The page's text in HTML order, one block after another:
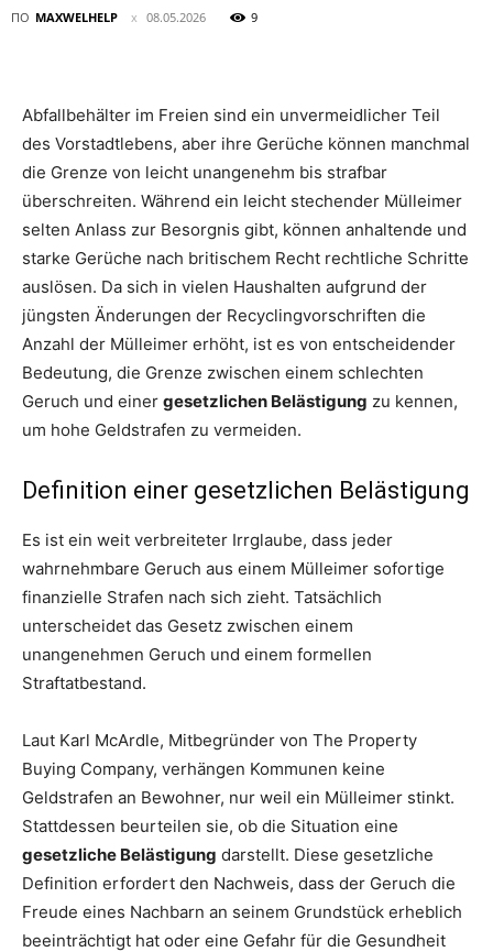
ПО MAXWELHELP 08.05.2026 9
Abfallbehälter im Freien sind ein unvermeidlicher Teil
des Vorstadtlebens, aber ihre Gerüche können manchmal
die Grenze von leicht unangenehm bis strafbar
überschreiten. Während ein leicht stechender Mülleimer
selten Anlass zur Besorgnis gibt, können anhaltende und
starke Gerüche nach britischem Recht rechtliche Schritte
auslösen. Da sich in vielen Haushalten aufgrund der
jüngsten Änderungen der Recyclingvorschriften die
Anzahl der Mülleimer erhöht, ist es von entscheidender
Bedeutung, die Grenze zwischen einem schlechten
Geruch und einer gesetzlichen Belästigung zu kennen,
um hohe Geldstrafen zu vermeiden.
Definition einer gesetzlichen Belästigung
Es ist ein weit verbreiteter Irrglaube, dass jeder
wahrnehmbare Geruch aus einem Mülleimer sofortige
finanzielle Strafen nach sich zieht. Tatsächlich
unterscheidet das Gesetz zwischen einem
unangenehmen Geruch und einem formellen
Straftatbestand.
Laut Karl McArdle, Mitbegründer von The Property
Buying Company, verhängen Kommunen keine
Geldstrafen an Bewohner, nur weil ein Mülleimer stinkt.
Stattdessen beurteilen sie, ob die Situation eine
gesetzliche Belästigung darstellt. Diese gesetzliche
Definition erfordert den Nachweis, dass der Geruch die
Freude eines Nachbarn an seinem Grundstück erheblich
beeinträchtigt hat oder eine Gefahr für die Gesundheit